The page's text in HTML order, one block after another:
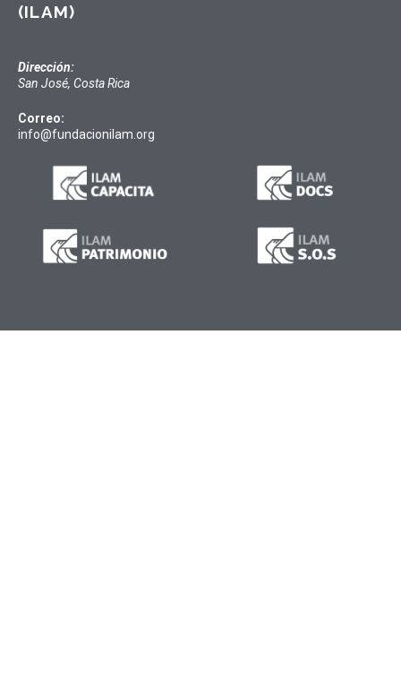
(ILAM)
Dirección:
San José, Costa Rica
Correo:
info@fundacionilam.org